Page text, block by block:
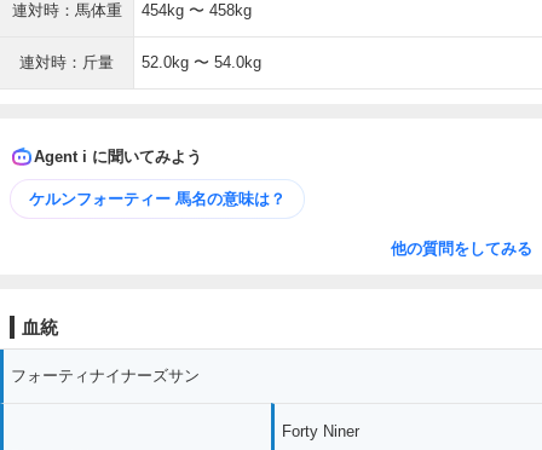
連対時：馬体重 454kg 〜 458kg
連対時：斤量 52.0kg 〜 54.0kg
Agent i に聞いてみよう
ケルンフォーティー 馬名の意味は？
他の質問をしてみる
血統
フォーティナイナーズサン
Forty Niner